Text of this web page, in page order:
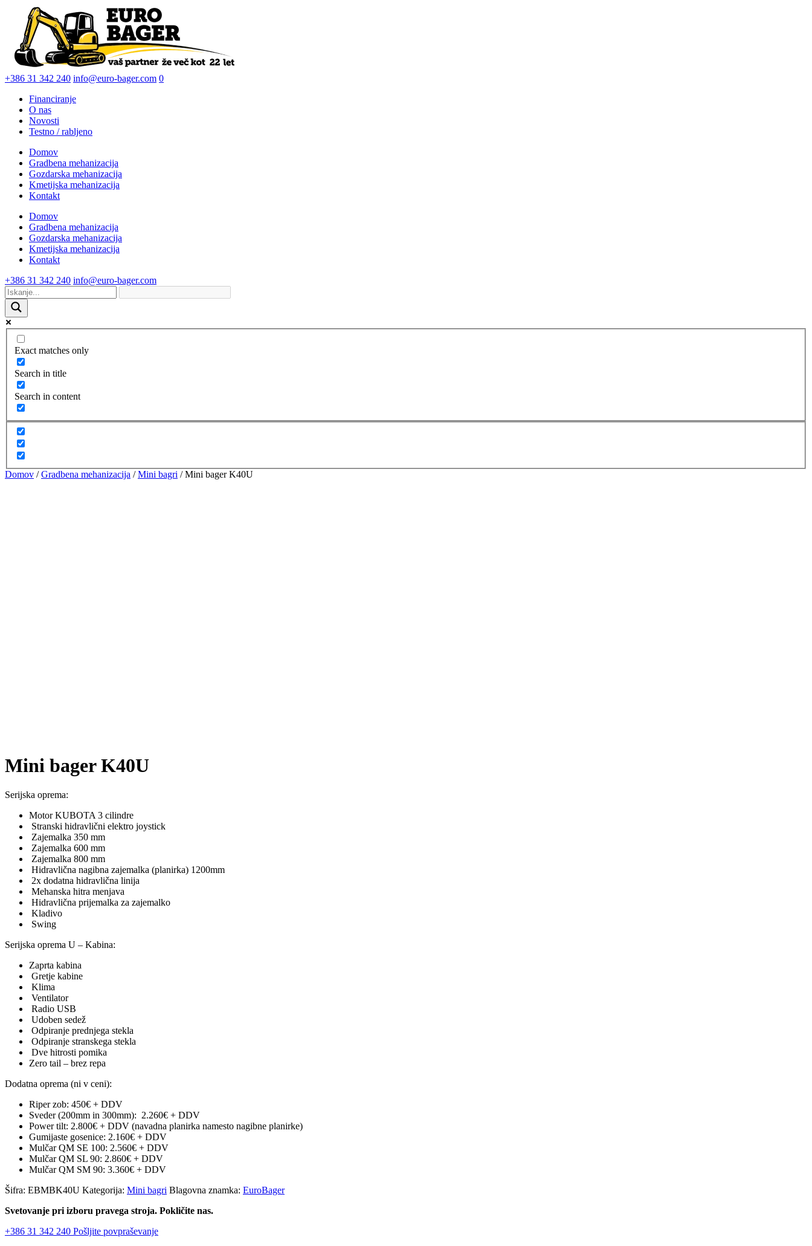
+386 31 342 240 info@euro-bager.com 0
Financiranje
O nas
Novosti
Testno / rabljeno
Domov
Gradbena mehanizacija
Gozdarska mehanizacija
Kmetijska mehanizacija
Kontakt
Domov
Gradbena mehanizacija
Gozdarska mehanizacija
Kmetijska mehanizacija
Kontakt
+386 31 342 240 info@euro-bager.com
Exact matches only
Search in title
Search in content
Domov /Gradbena mehanizacija /Mini bagri / Mini bager K40U
Mini bager K40U
Serijska oprema:
Motor KUBOTA 3 cilindre
Stranski hidravlični elektro joystick
Zajemalka 350 mm
Zajemalka 600 mm
Zajemalka 800 mm
Hidravlična nagibna zajemalka (planirka) 1200mm
2x dodatna hidravlična linija
Mehanska hitra menjava
Hidravlična prijemalka za zajemalko
Kladivo
Swing
Serijska oprema U – Kabina:
Zaprta kabina
Gretje kabine
Klima
Ventilator
Radio USB
Udoben sedež
Odpiranje prednjega stekla
Odpiranje stranskega stekla
Dve hitrosti pomika
Zero tail – brez repa
Dodatna oprema (ni v ceni):
Riper zob: 450€ + DDV
Sveder (200mm in 300mm): 2.260€ + DDV
Power tilt: 2.800€ + DDV (navadna planirka namesto nagibne planirke)
Gumijaste gosenice: 2.160€ + DDV
Mulčar QM SE 100: 2.560€ + DDV
Mulčar QM SL 90: 2.860€ + DDV
Mulčar QM SM 90: 3.360€ + DDV
Šifra: EBMBK40U Kategorija: Mini bagri Blagovna znamka: EuroBager
Svetovanje pri izboru pravega stroja. Pokličite nas.
+386 31 342 240 Pošljite povpraševanje